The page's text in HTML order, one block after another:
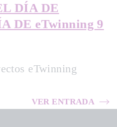
DÍA DE
DE eTwinning 9
eTwinning
VER ENTRADA